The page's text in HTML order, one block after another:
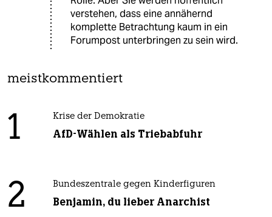
verstehen, dass eine annähernd
komplette Betrachtung kaum in ein
Forumpost unterbringen zu sein wird.
meistkommentiert
1 Krise der Demokratie
AfD-Wählen als Triebabfuhr
2 Bundeszentrale gegen Kinderfiguren
Benjamin, du lieber Anarchist